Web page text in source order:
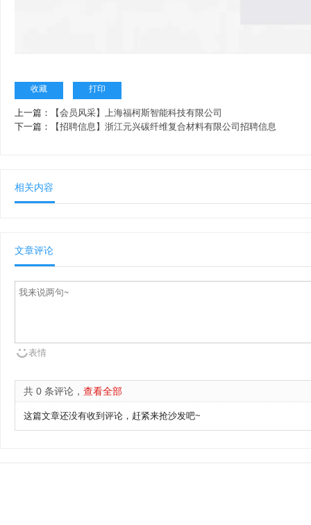
收藏 打印
上一篇：
【会员风采】上海福柯斯智能科技有限公司
下一篇：
【招聘信息】浙江元兴碳纤维复合材料有限公司招聘信息
相关内容
文章评论
表情
共 0 条评论， 查看全部
这篇文章还没有收到评论，赶紧来抢沙发吧~